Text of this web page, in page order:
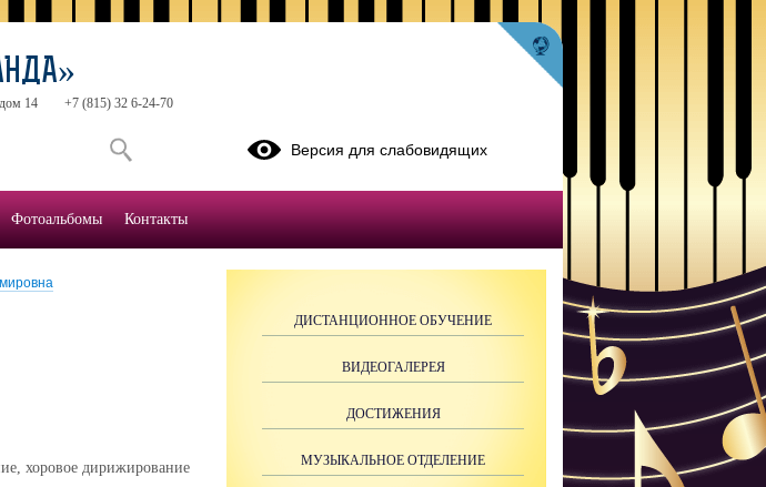
хоровое дирижирование
ДИСТАНЦИОННОЕ ОБУЧЕНИЕ
ВИДЕОГАЛЕРЕЯ
ДОСТИЖЕНИЯ
МУЗЫКАЛЬНОЕ ОТДЕЛЕНИЕ
14 +7 (815) 32 6-24-70
Версия для слабовидящих
Фотоальбомы Контакты